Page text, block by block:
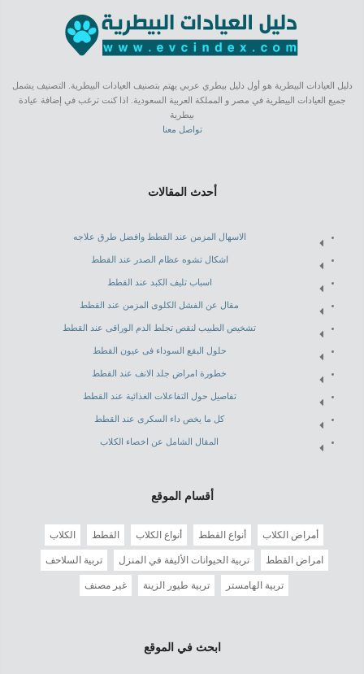
دليل العيادات البيطرية هو أول دليل بيطري عربي يهتم بتصنيف العيادات البيطرية. التصنيف يشمل
جميع العيادات البيطرية في مصر و المملكة العربية السعودية. اذا كنت ترغب في إضافة عيادة
بيطرية
تواصل معنا
أحدث المقالات
الاسهال المزمن عند القطط وافضل طرق علاجه
اشكال تشوه عظام الصدر عند القطط
اسباب تليف الكبد عند القطط
مقال عن الفشل الكلوى المزمن عند القطط
تشخيص الطبيب لنقص تجلط الدم الوراقى عند القطط
حلول البقع السوداء فى عيون القطط
خطورة امراض جلد الانف عند القطط
تفاصيل حول التفاعلات الغذائية عند القطط
كل ما يخص داء السكرى عند القطط
المقال الشامل عن اخصاء الكلاب
أقسام الموقع
أمراض الكلاب أنواع القطط أنواع الكلاب القطط الكلاب
امراض القطط تربية الحيوانات الأليفة في المنزل تربية السلاحف
تربية الهامستر تربية طيور الزينة غير مصنف
ابحث في الموقع